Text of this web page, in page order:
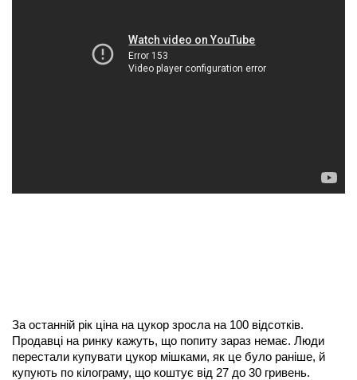
За останній рік ціна на цукор зросла на 100 відсотків.
Продавці на ринку кажуть, що попиту зараз немає. Люди
перестали купувати цукор мішками, як це було раніше, й
купують по кілограму, що коштує від 27 до 30 гривень.